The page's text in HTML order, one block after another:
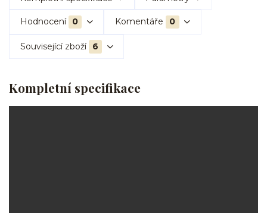
Hodnocení 0 Komentáře 0
Související zboží 6
Kompletní specifikace